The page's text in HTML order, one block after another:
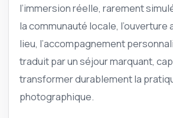
l’immersion réelle, rarement
la communauté locale, l’ouverture
lieu, l’accompagnement
traduit par un séjour marquant,
transformer durablement la
photographique.